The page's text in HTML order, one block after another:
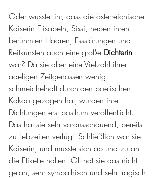
Oder wusstet ihr, dass die österreichische
Kaiserin Elisabeth, Sissi, neben ihren
berühmten Haaren, Essstörungen und
Reitkünsten auch eine große Dichterin
war? Da sie aber eine Vielzahl ihrer
adeligen Zeitgenossen wenig
schmeichelhaft durch den poetischen
Kakao gezogen hat, wurden ihre
Dichtungen erst posthum veröffentlicht.
Das hat sie sehr vorausschauend, bereits
zu Lebzeiten verfügt. Schließlich war sie
Kaiserin, und musste sich ab und zu an
die Etikette halten. Oft hat sie das nicht
getan, sehr sympathisch und sehr tragisch.